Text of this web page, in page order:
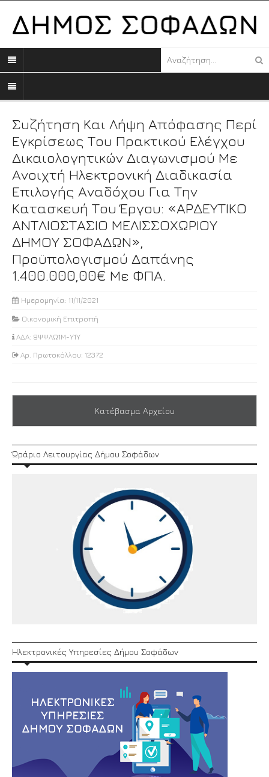
Συζήτηση Και Λήψη Απόφασης Περί
Εγκρίσεως Του Πρακτικού Ελέγχου
Δικαιολογητικών Διαγωνισμού Με
Ανοιχτή Ηλεκτρονική Διαδικασία
Επιλογής Αναδόχου Για Την
Κατασκευή Του Έργου: «ΑΡΔΕΥΤΙΚΟ
ΑΝΤΛΙΟΣΤΑΣΙΟ ΜΕΛΙΣΣΟΧΩΡΙΟΥ
ΔΗΜΟΥ ΣΟΦΑΔΩΝ»,
Προϋπολογισμού Δαπάνης
1.400.000,00€ Με ΦΠΑ.
Ημερομηνία: 11/11/2021
Οικονομική Επιτροπή
ΑΔΑ: 9ΨΨΛΩ1Μ-Υ1Υ
Αρ. Πρωτοκόλλου: 12372
Κατέβασμα Αρχείου
Ώράριο Λειτουργίας Δήμου Σοφάδων
Ηλεκτρονικές Υπηρεσίες Δήμου Σοφάδων